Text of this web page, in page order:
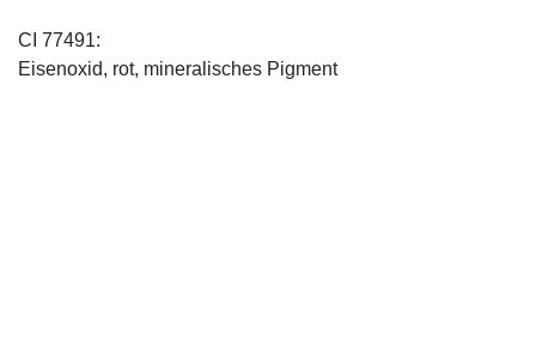
CI 77491:
Eisenoxid, rot, mineralisches Pigment